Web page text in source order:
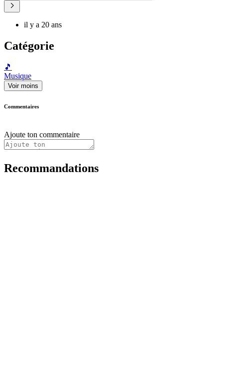
il y a 20 ans
Catégorie
🎵
Musique
Voir moins
Commentaires
Ajoute ton commentaire
Recommandations